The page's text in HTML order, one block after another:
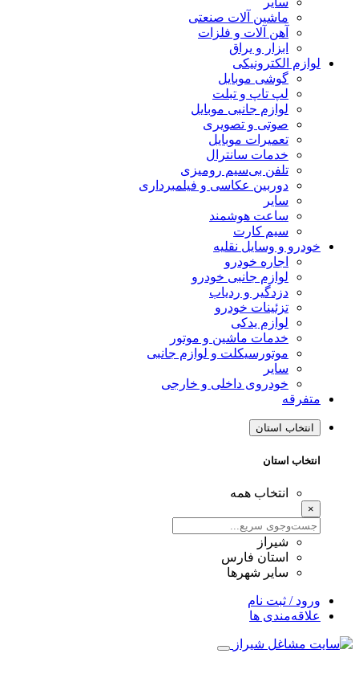
ماشین آلات صنعتی
آهن آلات و فلزات
ابزار و یراق
لوازم الکترونیکی
گوشی موبایل
لپ تاپ و تبلت
لوازم جانبی موبایل
صوتی و تصویری
تعمیرات موبایل
خدمات سانترال
تلفن بی‌سیم رومیزی
دوربین عکاسی و فیلمبرداری
سایر
ساعت هوشمند
سیم کارت
خودرو و وسایل نقلیه
اجاره خودرو
لوازم جانبی خودرو
دزدگیر و ردیاب
تزئینات خودرو
لوازم یدکی
خدمات ماشین و موتور
موتورسیکلت و لوازم جانبی
سایر
خودروی داخلی و خارجی
متفرقه
انتخاب استان
انتخاب استان
انتخاب همه
×
شیراز
استان فارس
سایر شهرها
ورود / ثبت نام
علاقه‌مندی ها